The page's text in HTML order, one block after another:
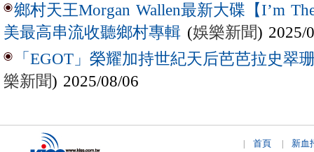
鄉村天王Morgan Wallen最新大碟【I’m
美最高串流收聽鄉村專輯 (娛樂新聞) 2025/
「EGOT」榮耀加持世紀天后芭芭拉史翠
樂新聞) 2025/08/06
| 首頁| 新血